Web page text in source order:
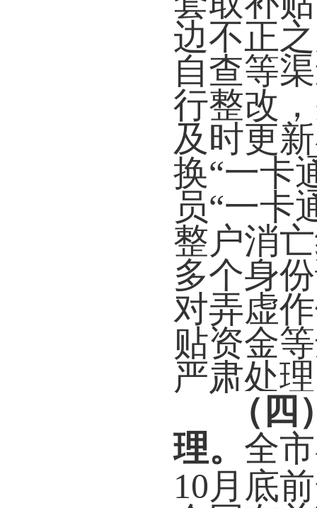
边不正
自查等
行整改
及时更
换“一卡
员“一卡
整户消
多个身
对弄虚
贴资金
严肃处
（ 四
理。 全
10月底